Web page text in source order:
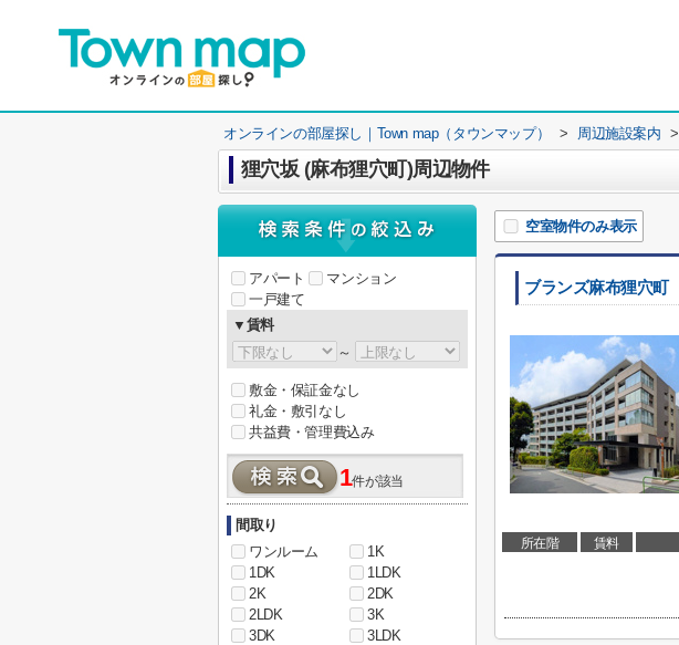
オンラインの部屋探し｜Town map（タウンマップ） > 周辺施設案内 >
狸穴坂 (麻布狸穴町)周辺物件
空室物件のみ表示
ブランズ麻布狸穴町
所在階 賃料
アパート
マンション
一戸建て
▼賃料
～
敷金・保証金なし
礼金・敷引なし
共益費・管理費込み
1件が該当
間取り
ワンルーム
1K
1DK
1LDK
2K
2DK
2LDK
3K
3DK
3LDK